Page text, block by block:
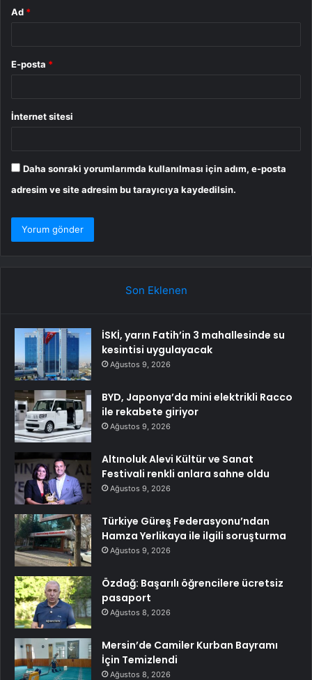
Ad *
E-posta *
İnternet sitesi
Daha sonraki yorumlarımda kullanılması için adım, e-posta
adresim ve site adresim bu tarayıcıya kaydedilsin.
Son Eklenen
İSKİ, yarın Fatih’in 3 mahallesinde su
kesintisi uygulayacak
Ağustos 9, 2026
BYD, Japonya’da mini elektrikli Racco
ile rekabete giriyor
Ağustos 9, 2026
Altınoluk Alevi Kültür ve Sanat
Festivali renkli anlara sahne oldu
Ağustos 9, 2026
Türkiye Güreş Federasyonu’ndan
Hamza Yerlikaya ile ilgili soruşturma
Ağustos 9, 2026
Özdağ: Başarılı öğrencilere ücretsiz
pasaport
Ağustos 8, 2026
Mersin’de Camiler Kurban Bayramı
İçin Temizlendi
Ağustos 8, 2026